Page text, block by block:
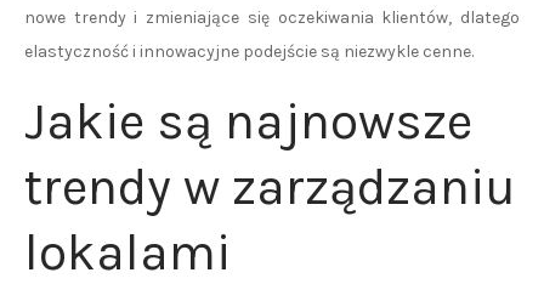
nowe trendy i zmieniające się oczekiwania klientów, dlatego
elastyczność i innowacyjne podejście są niezwykle cenne.
Jakie są najnowsze
trendy w zarządzaniu
lokalami